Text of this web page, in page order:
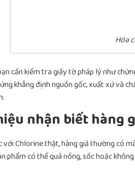
Hóa
cần kiểm tra giấy tờ pháp lý như
khẳng định nguồn gốc, xuất xứ và
nhận biết hàng
với Chlorine thật, hàng giả thường có
phẩm có thể quá nồng, sốc hoặc